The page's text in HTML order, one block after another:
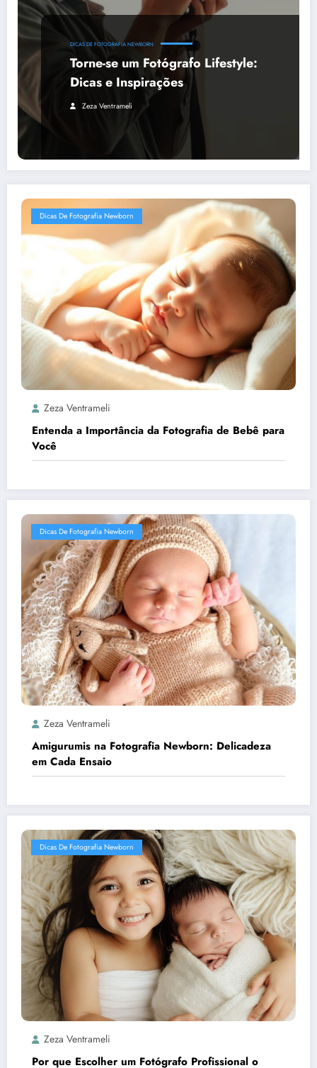
DICAS DE FOTOGRAFIA NEWBORN
Torne-se um Fotógrafo Lifestyle:
Dicas e Inspirações
Zeza Ventrameli
Dicas De Fotografia Newborn
Zeza Ventrameli
Entenda a Importância da Fotografia de Bebê para
Você
Dicas De Fotografia Newborn
Zeza Ventrameli
Amigurumis na Fotografia Newborn: Delicadeza
em Cada Ensaio
Dicas De Fotografia Newborn
Zeza Ventrameli
Por que Escolher um Fotógrafo Profissional o